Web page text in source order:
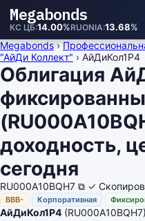
Megabonds
КС ЦБ 14.00%RUONIA 13.68%
Megabonds ›
"АйДи Коллект" › АйДиКол1P4
Облигация
доходность,
сегодня
RU000A10BQH7 ⧉ ✓
BBB- Корпоративная
АйДиКол1P4